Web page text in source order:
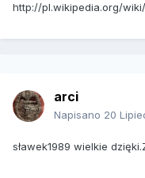
http://pl.wikipedia.org/
arci
Napisano 20
sławek1989 wielkie